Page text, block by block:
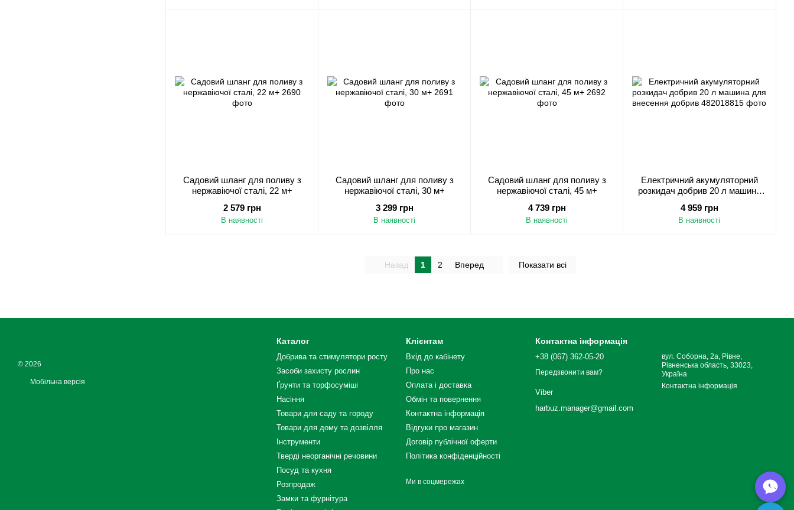
Садовий шланг для поливу з
нержавіючої сталі, 22 м+
2 579 грн
В наявності
Садовий шланг для поливу з
нержавіючої сталі, 30 м+
3 299 грн
В наявності
Садовий шланг для поливу з
нержавіючої сталі, 45 м+
4 739 грн
В наявності
Електричний акумуляторний
розкидач добрив 20 л машина
4 959 грн
В наявності
Назад 1 2 Вперед Показати всі
© 2026
Мобільна версія
Каталог
Добрива та стимулятори росту
Засоби захисту рослин
Ґрунти та торфосуміші
Насіння
Товари для саду та городу
Товари для дому та дозвілля
Інструменти
Тверді неорганічні речовини
Посуд та кухня
Розпродаж
Замки та фурнітура
Клієнтам
Вхід до кабінету
Про нас
Оплата і доставка
Обмін та повернення
Контактна інформація
Відгуки про магазин
Договір публічної оферти
Політика конфіденційності
Ми в соцмережах
Контактна інформація
+38 (067) 362-05-20
Передзвонити вам?
Viber
harbuz.manager@gmail.com
вул. Соборна, 2а, Рівне,
Рівненська область, 33023,
Україна
Контактна інформація